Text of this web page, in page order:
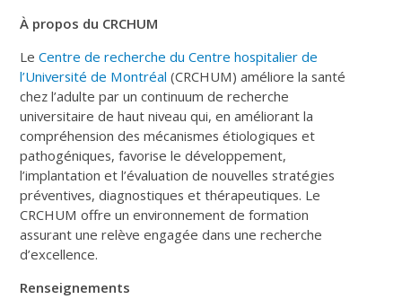
À propos du CRCHUM
LeCentre de recherche du Centre hospitalier de
l’Université de Montréal (CRCHUM) améliore la santé
chez l’adulte par un continuum de recherche
universitaire de haut niveau qui, en améliorant la
compréhension des mécanismes étiologiques et
pathogéniques, favorise le développement,
l’implantation et l’évaluation de nouvelles stratégies
préventives, diagnostiques et thérapeutiques. Le
CRCHUM offre un environnement de formation
assurant une relève engagée dans une recherche
d’excellence.
Renseignements